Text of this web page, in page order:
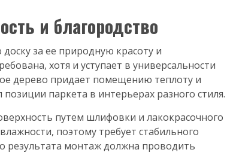
и благородство
за ее природную красоту и
хотя и уступает в универсальности
дерево придает помещению теплоту и
паркета в интерьерах разного стиля.
путем шлифовки и лакокрасочного
поэтому требует стабильного
результата монтаж должна проводить